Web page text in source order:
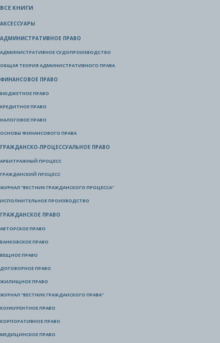
ВСЕ КНИГИ
АКСЕССУАРЫ
АДМИНИСТРАТИВНОЕ ПРАВО
АДМИНИСТРАТИВНОЕ СУДОПРОИЗВОДСТВО
ОБЩАЯ ТЕОРИЯ АДМИНИСТРАТИВНОГО ПРАВА
ФИНАНСОВОЕ ПРАВО
БЮДЖЕТНОЕ ПРАВО
КРЕДИТНОЕ ПРАВО
НАЛОГОВОЕ ПРАВО
ОСНОВЫ ФИНАНСОВОГО ПРАВА
ГРАЖДАНСКО-ПРОЦЕССУАЛЬНОЕ ПРАВО
АРБИТРАЖНЫЙ ПРОЦЕСС
ГРАЖДАНСКИЙ ПРОЦЕСС
ЖУРНАЛ "ВЕСТНИК ГРАЖДАНСКОГО ПРОЦЕССА"
ИСПОЛНИТЕЛЬНОЕ ПРОИЗВОДСТВО
ГРАЖДАНСКОЕ ПРАВО
АВТОРСКОЕ ПРАВО
БАНКОВСКОЕ ПРАВО
ВЕЩНОЕ ПРАВО
ДОГОВОРНОЕ ПРАВО
ЖИЛИЩНОЕ ПРАВО
ЖУРНАЛ "ВЕСТНИК ГРАЖДАНСКОГО ПРАВА"
КОНКУРЕНТНОЕ ПРАВО
КОРПОРАТИВНОЕ ПРАВО
МЕДИЦИНСКОЕ ПРАВО